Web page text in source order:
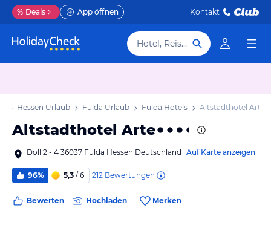
% Deals App öffnen Kontakt
Hotel, Reiseziel
Hessen Urlaub Fulda Urlaub Fulda Hotels Altstadthotel Arte
Altstadthotel Arte
Doll 2 - 4 36037 Fulda Hessen Deutschland Auf Karte anzeigen
96% 5,3 / 6 212 Bewertungen
Bewerten Hochladen Merken